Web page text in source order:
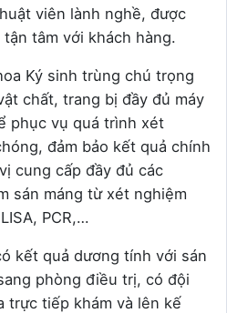
viên lành nghề, được
tâm với khách hàng.
Ký sinh trùng chú trọng
chất, trang bị đầy đủ máy
phục vụ quá trình xét
đảm bảo kết quả chính
cung cấp đầy đủ các
sán máng từ xét nghiệm
PCR,…
kết quả dương tính với sán
phòng điều trị, có đội
trực tiếp khám và lên kế